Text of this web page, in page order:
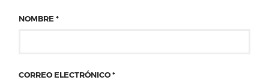
NOMBRE*
CORREO ELECTRÓNICO*